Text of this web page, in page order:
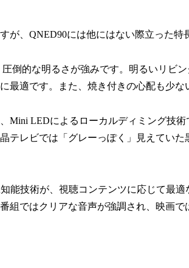
が、QNED90には他にはない際立った特
倒的な明るさが強みです。明るいリビ
最適です。また、焼き付きの心配も少な
Mini LEDによるローカルディミング技
テレビでは「グレーっぽく」見えてい
能技術が、視聴コンテンツに応じて最
組ではクリアな音声が強調され、映画